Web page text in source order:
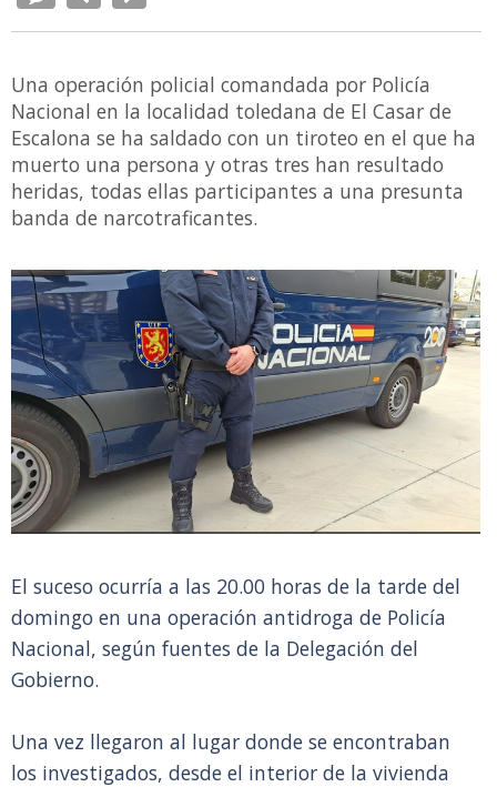
Una operación policial comandada por Policía
Nacional en la localidad toledana de El Casar de
Escalona se ha saldado con un tiroteo en el que ha
muerto una persona y otras tres han resultado
heridas, todas ellas participantes a una presunta
banda de narcotraficantes.
El suceso ocurría a las 20.00 horas de la tarde del
domingo en una operación antidroga de Policía
Nacional, según fuentes de la Delegación del
Gobierno.
Una vez llegaron al lugar donde se encontraban
los investigados, desde el interior de la vivienda